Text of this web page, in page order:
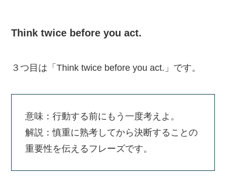
Think twice before you act.
３つ目は「Think twice before you act.」です。
意味：行動する前にもう一度考えよ。
解説：慎重に熟考してから決断することの
重要性を伝えるフレーズです。